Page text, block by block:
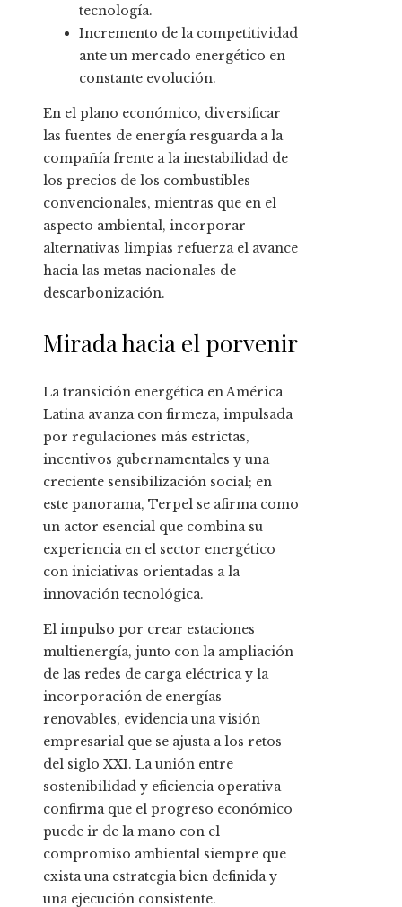
tecnología.
Incremento de la competitividad
ante un mercado energético en
constante evolución.
En el plano económico, diversificar
las fuentes de energía resguarda a la
compañía frente a la inestabilidad de
los precios de los combustibles
convencionales, mientras que en el
aspecto ambiental, incorporar
alternativas limpias refuerza el avance
hacia las metas nacionales de
descarbonización.
Mirada hacia el porvenir
La transición energética en América
Latina avanza con firmeza, impulsada
por regulaciones más estrictas,
incentivos gubernamentales y una
creciente sensibilización social; en
este panorama, Terpel se afirma como
un actor esencial que combina su
experiencia en el sector energético
con iniciativas orientadas a la
innovación tecnológica.
El impulso por crear estaciones
multienergía, junto con la ampliación
de las redes de carga eléctrica y la
incorporación de energías
renovables, evidencia una visión
empresarial que se ajusta a los retos
del siglo XXI. La unión entre
sostenibilidad y eficiencia operativa
confirma que el progreso económico
puede ir de la mano con el
compromiso ambiental siempre que
exista una estrategia bien definida y
una ejecución consistente.